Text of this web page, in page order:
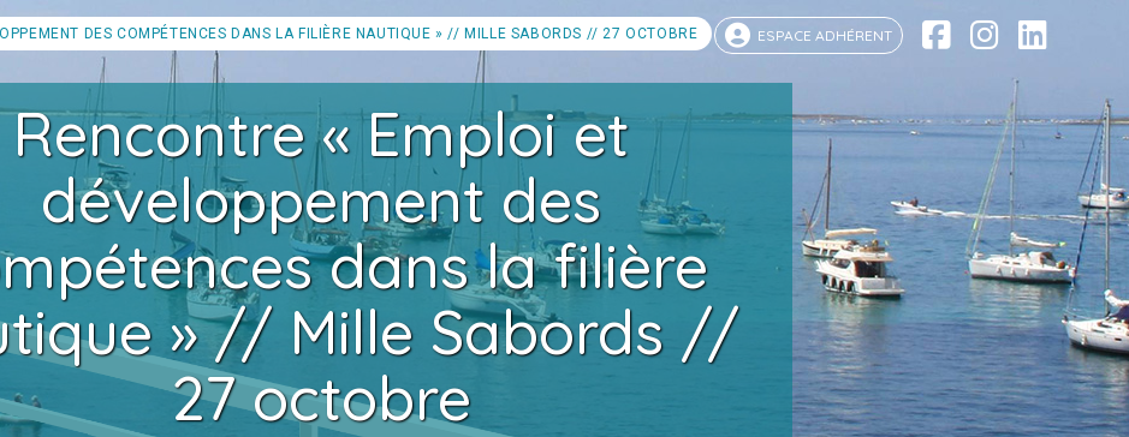
ESPACE ADHÉRENT
DES COMPÉTENCES DANS LA FILIÈRE NAUTIQUE » // MILLE SABORDS // 27 OCTOBRE
Rencontre « Emploi et
développement des
dans la filière
» // Mille Sabords //
27 octobre